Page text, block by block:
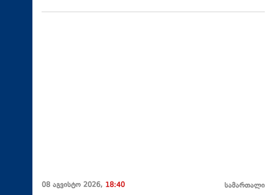
08 აგვისტო 2026, 18:40 სამართალი